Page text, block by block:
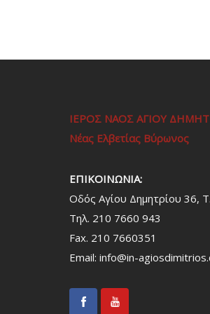
ΙΕΡΟΣ ΝΑΟΣ ΑΓΙΟΥ
Νέας Ελβετίας Βύρωνος
ΕΠΙΚΟΙΝΩΝΙΑ:
Οδός Αγίου Δημητρίου 36,
Τηλ. 210 7660 943
Fax. 210 7660351
Email: info@in-